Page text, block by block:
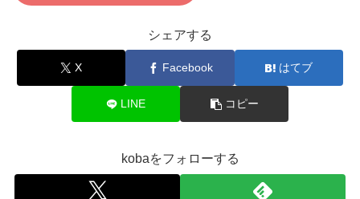
シェアする
X Facebook はてブ
LINE コピー
kobaをフォローする